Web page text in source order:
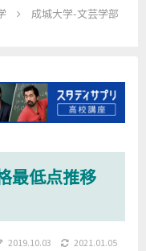
成城大学-文芸学部
最低点推移
2019.10.03 2021.01.05